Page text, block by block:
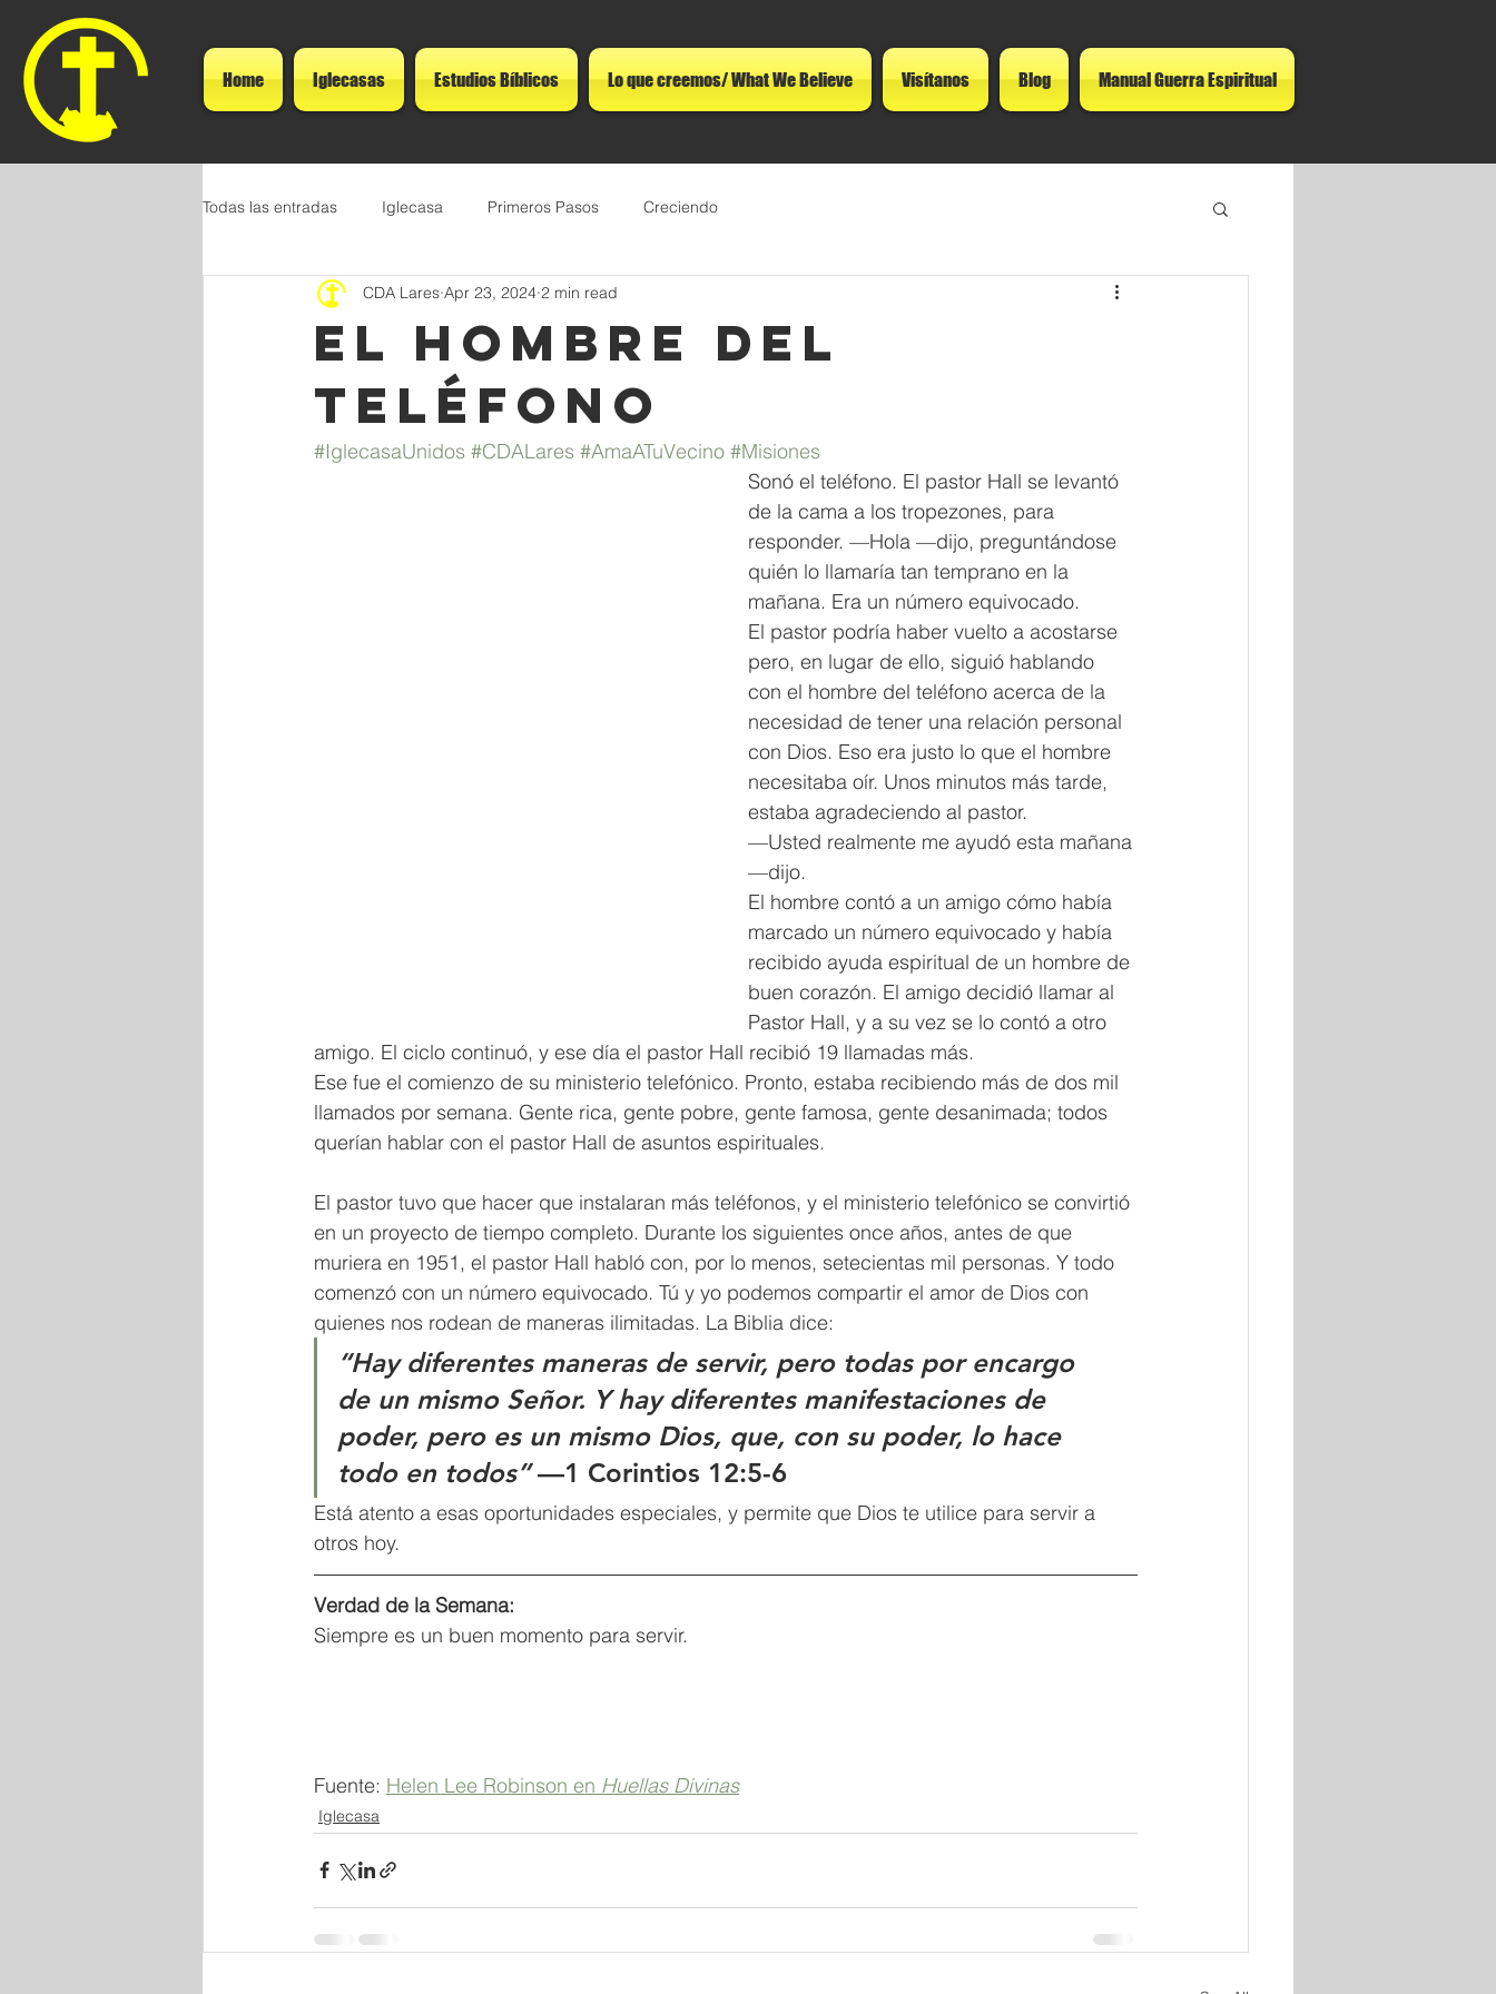
Home Iglecasas Estudios Bíblicos Lo que creemos/ What We Believe Visítanos Blog Manual Guerra Espiritual
Todas las entradas Iglecasa Primeros Pasos Creciendo
El Hombre del
Teléfono
CDA Lares Apr 23, 2024 2 min read
#IglecasaUnidos #CDALares #AmaATuVecino #Misiones
Sonó el teléfono. El pastor Hall se levantó
de la cama a los tropezones, para
responder. —Hola —dijo, preguntándose
quién lo llamaría tan temprano en la
mañana. Era un número equivocado.
El pastor podría haber vuelto a acostarse
pero, en lugar de ello, siguió hablando
con el hombre del teléfono acerca de la
necesidad de tener una relación personal
con Dios. Eso era justo lo que el hombre
necesitaba oír. Unos minutos más tarde,
estaba agradeciendo al pastor.
—Usted realmente me ayudó esta mañana
—dijo.
El hombre contó a un amigo cómo había
marcado un número equivocado y había
recibido ayuda espiritual de un hombre de
buen corazón. El amigo decidió llamar al
Pastor Hall, y a su vez se lo contó a otro
amigo. El ciclo continuó, y ese día el pastor Hall recibió 19 llamadas más.
Ese fue el comienzo de su ministerio telefónico. Pronto, estaba recibiendo más de dos mil
llamados por semana. Gente rica, gente pobre, gente famosa, gente desanimada; todos
querían hablar con el pastor Hall de asuntos espirituales.
El pastor tuvo que hacer que instalaran más teléfonos, y el ministerio telefónico se convirtió
en un proyecto de tiempo completo. Durante los siguientes once años, antes de que
muriera en 1951, el pastor Hall habló con, por lo menos, setecientas mil personas. Y todo
comenzó con un número equivocado. Tú y yo podemos compartir el amor de Dios con
quienes nos rodean de maneras ilimitadas. La Biblia dice:
“Hay diferentes maneras de servir, pero todas por encargo
de un mismo Señor. Y hay diferentes manifestaciones de
poder, pero es un mismo Dios, que, con su poder, lo hace
todo en todos” —1 Corintios 12:5-6
Está atento a esas oportunidades especiales, y permite que Dios te utilice para servir a
otros hoy.
Verdad de la Semana:
Siempre es un buen momento para servir.
Fuente: Helen Lee Robinson en Huellas Divinas
Iglecasa